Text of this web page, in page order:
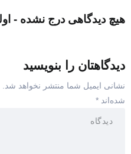
هیچ دیدگاهی درج نشده -
دیدگاهتان را بنویسید
نشانی ایمیل شما منتشر نخواهد شد.
شده‌اند *